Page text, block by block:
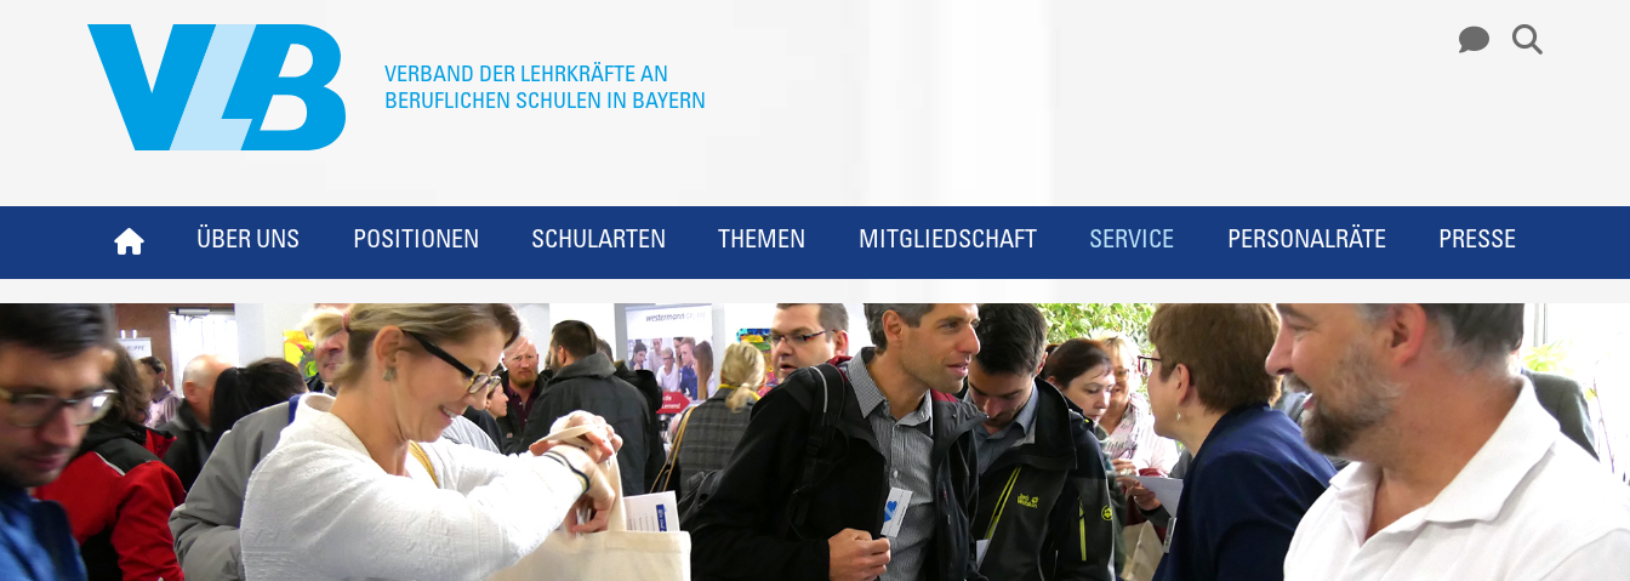
ÜBER UNS POSITIONEN SCHULARTEN THEMEN MITGLIEDSCHAFT SERVICE PERSONALRÄTE PRESSE